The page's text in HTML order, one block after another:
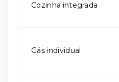
Cozinha integrada
Gás individual